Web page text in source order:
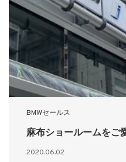
BMWセールス
麻布ショールームをご
2020.06.02